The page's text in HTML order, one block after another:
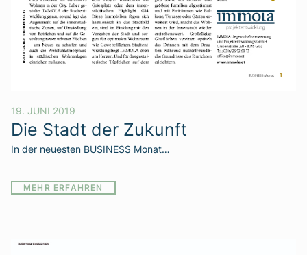
19. JUNI 2019
Die Stadt der Zukunft
In der neuesten BUSINESS Monat…
MEHR ERFAHREN